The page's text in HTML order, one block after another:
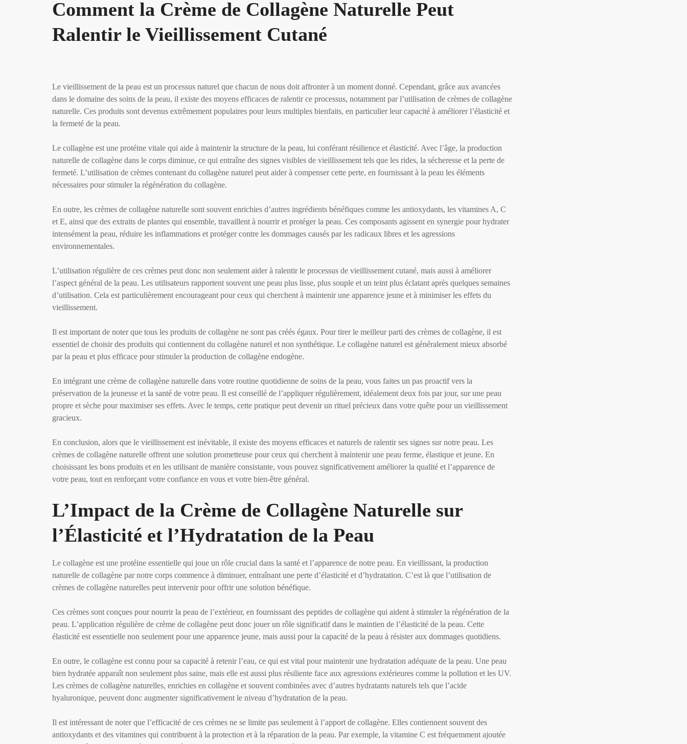
Comment la Crème de Collagène Naturelle Peut
Ralentir le Vieillissement Cutané
Le vieillissement de la peau est un processus naturel que chacun de nous doit affronter à un moment donné. Cependant, grâce aux avancées
dans le domaine des soins de la peau, il existe des moyens efficaces de ralentir ce processus, notamment par l’utilisation de crèmes de collagène
naturelle. Ces produits sont devenus extrêmement populaires pour leurs multiples bienfaits, en particulier leur capacité à améliorer l’élasticité et
la fermeté de la peau.
Le collagène est une protéine vitale qui aide à maintenir la structure de la peau, lui conférant résilience et élasticité. Avec l’âge, la production
naturelle de collagène dans le corps diminue, ce qui entraîne des signes visibles de vieillissement tels que les rides, la sécheresse et la perte de
fermeté. L’utilisation de crèmes contenant du collagène naturel peut aider à compenser cette perte, en fournissant à la peau les éléments
nécessaires pour stimuler la régénération du collagène.
En outre, les crèmes de collagène naturelle sont souvent enrichies d’autres ingrédients bénéfiques comme les antioxydants, les vitamines A, C
et E, ainsi que des extraits de plantes qui ensemble, travaillent à nourrir et protéger la peau. Ces composants agissent en synergie pour hydrater
intensément la peau, réduire les inflammations et protéger contre les dommages causés par les radicaux libres et les agressions
environnementales.
L’utilisation régulière de ces crèmes peut donc non seulement aider à ralentir le processus de vieillissement cutané, mais aussi à améliorer
l’aspect général de la peau. Les utilisateurs rapportent souvent une peau plus lisse, plus souple et un teint plus éclatant après quelques semaines
d’utilisation. Cela est particulièrement encourageant pour ceux qui cherchent à maintenir une apparence jeune et à minimiser les effets du
vieillissement.
Il est important de noter que tous les produits de collagène ne sont pas créés égaux. Pour tirer le meilleur parti des crèmes de collagène, il est
essentiel de choisir des produits qui contiennent du collagène naturel et non synthétique. Le collagène naturel est généralement mieux absorbé
par la peau et plus efficace pour stimuler la production de collagène endogène.
En intégrant une crème de collagène naturelle dans votre routine quotidienne de soins de la peau, vous faites un pas proactif vers la
préservation de la jeunesse et la santé de votre peau. Il est conseillé de l’appliquer régulièrement, idéalement deux fois par jour, sur une peau
propre et sèche pour maximiser ses effets. Avec le temps, cette pratique peut devenir un rituel précieux dans votre quête pour un vieillissement
gracieux.
En conclusion, alors que le vieillissement est inévitable, il existe des moyens efficaces et naturels de ralentir ses signes sur notre peau. Les
crèmes de collagène naturelle offrent une solution prometteuse pour ceux qui cherchent à maintenir une peau ferme, élastique et jeune. En
choisissant les bons produits et en les utilisant de manière consistante, vous pouvez significativement améliorer la qualité et l’apparence de
votre peau, tout en renforçant votre confiance en vous et votre bien-être général.
L’Impact de la Crème de Collagène Naturelle sur
l’Élasticité et l’Hydratation de la Peau
Le collagène est une protéine essentielle qui joue un rôle crucial dans la santé et l’apparence de notre peau. En vieillissant, la production
naturelle de collagène par notre corps commence à diminuer, entraînant une perte d’élasticité et d’hydratation. C’est là que l’utilisation de
crèmes de collagène naturelles peut intervenir pour offrir une solution bénéfique.
Ces crèmes sont conçues pour nourrir la peau de l’extérieur, en fournissant des peptides de collagène qui aident à stimuler la régénération de la
peau. L’application régulière de crème de collagène peut donc jouer un rôle significatif dans le maintien de l’élasticité de la peau. Cette
élasticité est essentielle non seulement pour une apparence jeune, mais aussi pour la capacité de la peau à résister aux dommages quotidiens.
En outre, le collagène est connu pour sa capacité à retenir l’eau, ce qui est vital pour maintenir une hydratation adéquate de la peau. Une peau
bien hydratée apparaît non seulement plus saine, mais elle est aussi plus résiliente face aux agressions extérieures comme la pollution et les UV.
Les crèmes de collagène naturelles, enrichies en collagène et souvent combinées avec d’autres hydratants naturels tels que l’acide
hyaluronique, peuvent donc augmenter significativement le niveau d’hydratation de la peau.
Il est intéressant de noter que l’efficacité de ces crèmes ne se limite pas seulement à l’apport de collagène. Elles contiennent souvent des
antioxydants et des vitamines qui contribuent à la protection et à la réparation de la peau. Par exemple, la vitamine C est fréquemment ajoutée